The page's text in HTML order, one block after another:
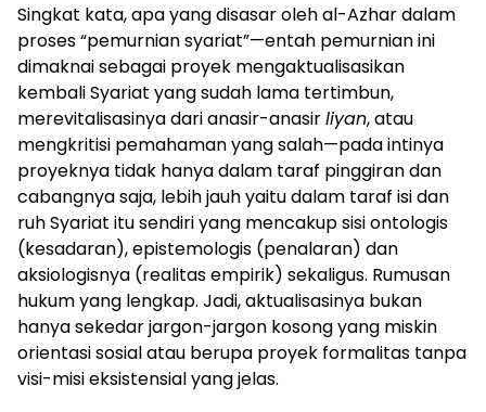
Singkat kata, apa yang disasar oleh al-Azhar dalam
proses “pemurnian syariat”—entah pemurnian ini
dimaknai sebagai proyek mengaktualisasikan
kembali Syariat yang sudah lama tertimbun,
merevitalisasinya dari anasir-anasirliyan, atau
mengkritisi pemahaman yang salah—pada intinya
proyeknya tidak hanya dalam taraf pinggiran dan
cabangnya saja, lebih jauh yaitu dalam taraf isi dan
ruh Syariat itu sendiri yang mencakup sisi ontologis
(kesadaran), epistemologis (penalaran) dan
aksiologisnya (realitas empirik) sekaligus. Rumusan
hukum yang lengkap. Jadi, aktualisasinya bukan
hanya sekedar jargon-jargon kosong yang miskin
orientasi sosial atau berupa proyek formalitas tanpa
visi-misi eksistensial yang jelas.